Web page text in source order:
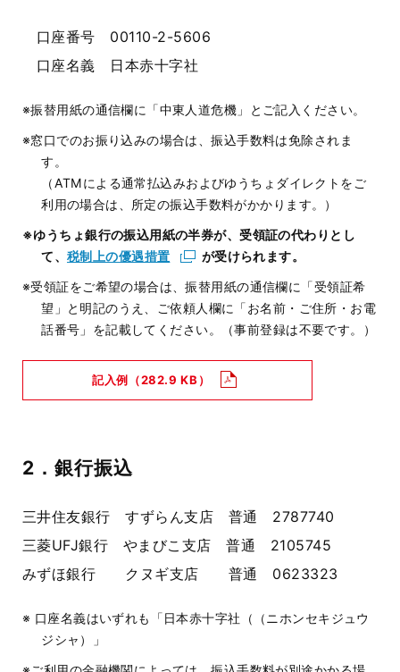
口座番号 00110-2-5606
口座名義 日本赤十字社
※振替用紙の通信欄に「中東人道危機」とご記入ください。
※窓口でのお振り込みの場合は、振込手数料は免除されま
す。
（ATMによる通常払込みおよびゆうちょダイレクトをご
利用の場合は、所定の振込手数料がかかります。）
※ゆうちょ銀行の振込用紙の半券が、受領証の代わりとし
て、 税制上の優遇措置
が受けられます。
※受領証をご希望の場合は、振替用紙の通信欄に「受領証希
望」と明記のうえ、ご依頼人欄に「お名前・ご住所・お電
話番号」を記載してください。（事前登録は不要です。）
記入例 （282.9 KB）
2．銀行振込
三井住友銀行 すずらん支店 普通 2787740
三菱UFJ銀行 やまびこ支店 普通 2105745
みずほ銀行 クヌギ支店 普通 0623323
※ 口座名義はいずれも「日本赤十字社（（ニホンセキジュウ
ジシャ）」